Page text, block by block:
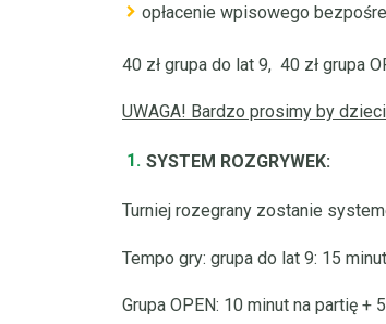
opłacenie wpisowego
40 zł grupa do lat 9, 40 zł grupa
UWAGA! Bardzo prosimy by
SYSTEM ROZGRYWEK:
Turniej rozegrany zostanie
Tempo gry: grupa do lat 9: 15
Grupa OPEN: 10 minut na partię +